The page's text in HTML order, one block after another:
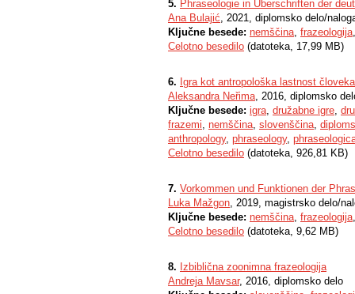
5. Phraseologie in Überschriften der
Ana Bulajić, 2021, diplomsko delo/
Ključne besede: nemščina, frazeologija
Celotno besedilo (datoteka, 17,99 MB)
6. Igra kot antropološka lastnost
Aleksandra Neřima, 2016, diplomsko
Ključne besede: igra, družabne igre,
frazemi, nemščina, slovenščina,
anthropology, phraseology,
Celotno besedilo (datoteka, 926,81 KB)
7. Vorkommen und Funktionen der
Luka Mažgon, 2019, magistrsko delo/
Ključne besede: nemščina, frazeologija
Celotno besedilo (datoteka, 9,62 MB)
8. Izbiblična zoonimna frazeologija
Andreja Mavsar, 2016, diplomsko delo